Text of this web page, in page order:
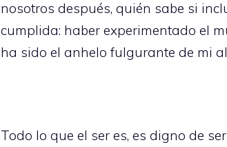
nosotros después, quién sabe si
cumplida: haber experimentado el
ha sido el anhelo fulgurante de mi
Todo lo que el ser es, es digno de